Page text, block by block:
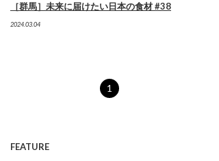
［群馬］未来に届けたい日本の食材 #38
2024.03.04
1
FEATURE